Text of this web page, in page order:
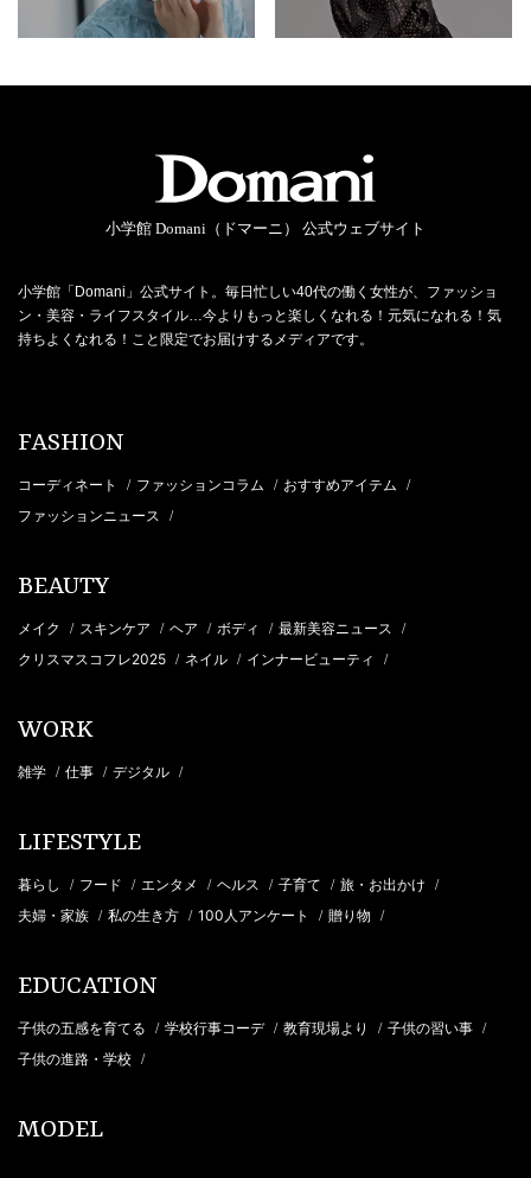
小学館 Domani（ドマーニ） 公式ウェブサイト
小学館「Domani」公式サイト。毎日忙しい40代の働く女性が、ファッショ
ン・美容・ライフスタイル…今よりもっと楽しくなれる！元気になれる！気
持ちよくなれる！こと限定でお届けするメディアです。
FASHION
コーディネート / ファッションコラム / おすすめアイテム /
ファッションニュース /
BEAUTY
メイク / スキンケア / ヘア / ボディ / 最新美容ニュース /
クリスマスコフレ2025 / ネイル / インナービューティ /
WORK
雑学 / 仕事 / デジタル /
LIFESTYLE
暮らし / フード / エンタメ / ヘルス / 子育て / 旅・お出かけ /
夫婦・家族 / 私の生き方 / 100人アンケート / 贈り物 /
EDUCATION
子供の五感を育てる / 学校行事コーデ / 教育現場より / 子供の習い事 /
子供の進路・学校 /
MODEL